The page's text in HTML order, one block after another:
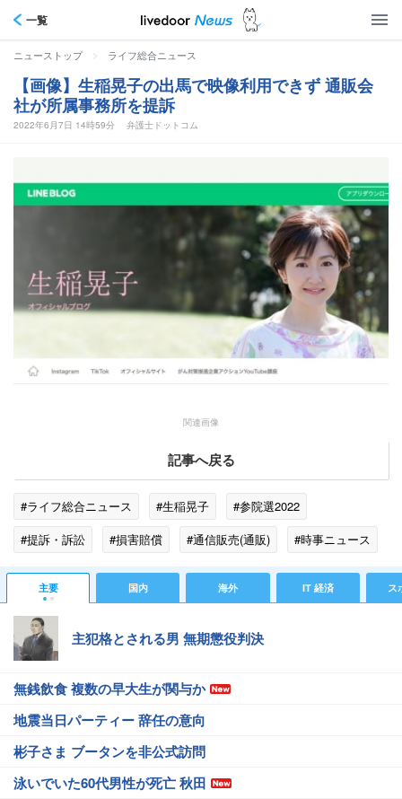
一覧
ニューストップ > ライフ総合ニュース
【画像】生稲晃子の出馬で映像利用できず 通販会
社が所属事務所を提訴
2022年6月7日 14時59分 弁護士ドットコム
関連画像
記事へ戻る
#ライフ総合ニュース #生稲晃子
#参院選2022
#提訴・訴訟
#損害賠償 #通信販売(通販) #時事ニュース
主要 国内 海外 IT 経済 ス
主犯格とされる男 無期懲役判決
無銭飲食 複数の早大生が関与か
地震当日パーティー 辞任の意向
彬子さま ブータンを非公式訪問
泳いでいた60代男性が死亡 秋田